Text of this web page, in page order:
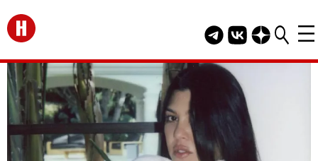
Перейти на главную
Telegram канал
Группа HELLO
Канал